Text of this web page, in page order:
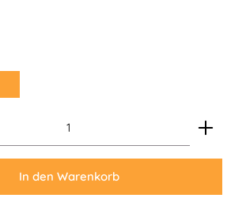
Gib den gewünschten Wert ein
In den Warenkorb